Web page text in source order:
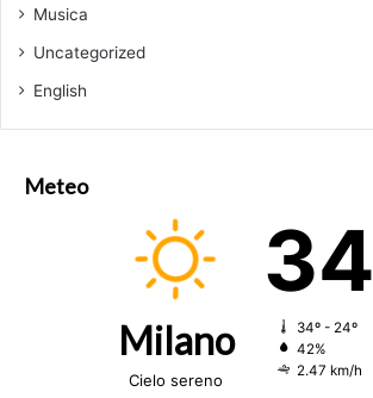
Musica
Uncategorized
English
Meteo
Milano
Cielo sereno
34
34º - 24º
42%
2.47 km/h